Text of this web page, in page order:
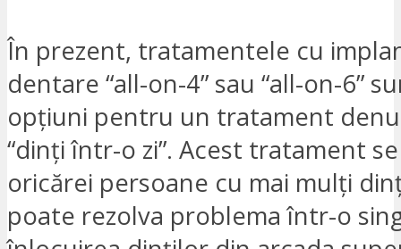
În prezent, tratamentele cu
dentare “all-on-4” sau “all-on-6”
opțiuni pentru un tratament
“dinți într-o zi”. Acest tratament
oricărei persoane cu mai mulți
poate rezolva problema într-o